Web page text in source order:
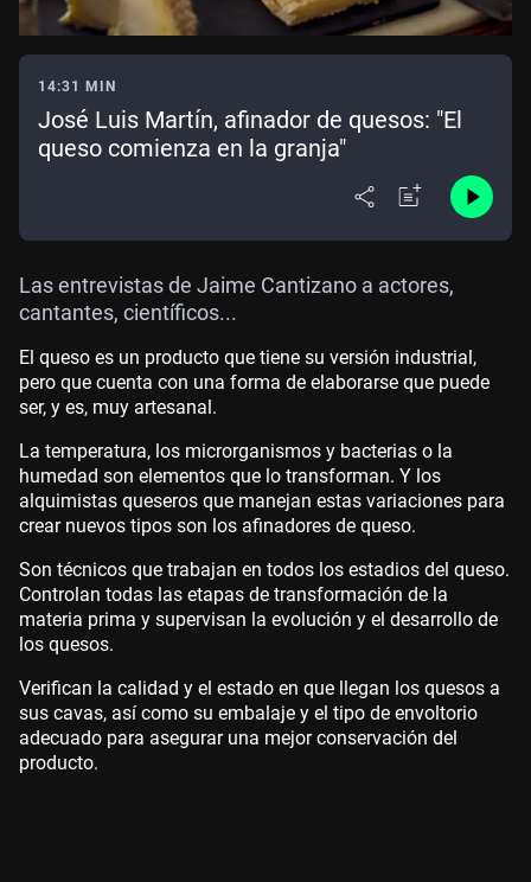
14:31 MIN
José Luis Martín, afinador de quesos: "El
queso comienza en la granja"
Las entrevistas de Jaime Cantizano a actores,
cantantes, científicos...
El queso es un producto que tiene su versión industrial,
pero que cuenta con una forma de elaborarse que puede
ser, y es, muy artesanal.
La temperatura, los microrganismos y bacterias o la
humedad son elementos que lo transforman. Y los
alquimistas queseros que manejan estas variaciones para
crear nuevos tipos son los afinadores de queso.
Son técnicos que trabajan en todos los estadios del queso.
Controlan todas las etapas de transformación de la
materia prima y supervisan la evolución y el desarrollo de
los quesos.
Verifican la calidad y el estado en que llegan los quesos a
sus cavas, así como su embalaje y el tipo de envoltorio
adecuado para asegurar una mejor conservación del
producto.